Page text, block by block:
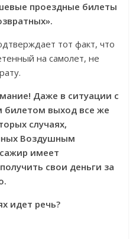
проездные билеты
тот факт, что
на самолет, не
Даже в ситуации с
билетом выход все же
случаях,
Воздушным
имеет
свои деньги за
идет речь?